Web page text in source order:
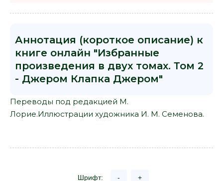
Аннотация (короткое описание) к
книге онлайн "Избранные
произведения в двух томах. Том 2
- Джером Клапка Джером"
Переводы под редакцией М.
Лорие.Иллюстрации художника И. М. Семенова.
Шрифт: - +